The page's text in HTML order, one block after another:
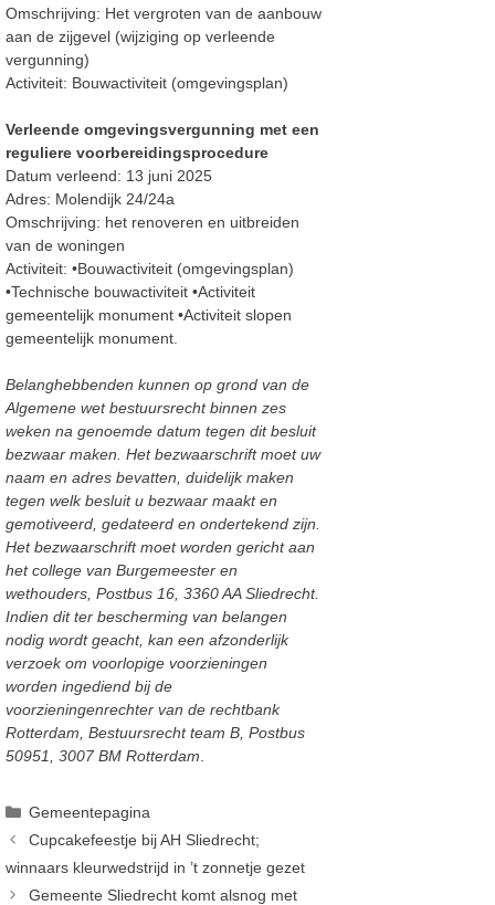
Omschrijving: Het vergroten van de aanbouw
aan de zijgevel (wijziging op verleende
vergunning)
Activiteit: Bouwactiviteit (omgevingsplan)
Verleende omgevingsvergunning met een
reguliere voorbereidingsprocedure
Datum verleend: 13 juni 2025
Adres: Molendijk 24/24a
Omschrijving: het renoveren en uitbreiden
van de woningen
Activiteit: •Bouwactiviteit (omgevingsplan)
•Technische bouwactiviteit •Activiteit
gemeentelijk monument •Activiteit slopen
gemeentelijk monument.
Belanghebbenden kunnen op grond van de
Algemene wet bestuursrecht binnen zes
weken na genoemde datum tegen dit besluit
bezwaar maken. Het bezwaarschrift moet uw
naam en adres bevatten, duidelijk maken
tegen welk besluit u bezwaar maakt en
gemotiveerd, gedateerd en ondertekend zijn.
Het bezwaarschrift moet worden gericht aan
het college van Burgemeester en
wethouders, Postbus 16, 3360 AA Sliedrecht.
Indien dit ter bescherming van belangen
nodig wordt geacht, kan een afzonderlijk
verzoek om voorlopige voorzieningen
worden ingediend bij de
voorzieningenrechter van de rechtbank
Rotterdam, Bestuursrecht team B, Postbus
50951, 3007 BM Rotterdam
Categorieën
Gemeentepagina
Cupcakefeestje bij AH Sliedrecht;
winnaars kleurwedstrijd in ’t zonnetje gezet
Gemeente Sliedrecht komt alsnog met